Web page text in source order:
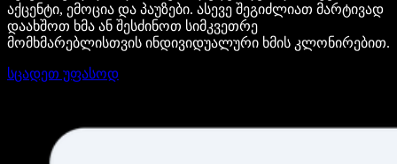
აქცენტი, ემოცია და პაუზები. ასევე შეგიძლიათ მარტივად
დაახშოთ ხმა ან შესძინოთ სიმკვეთრე
მომხმარებლისთვის ინდივიდუალური ხმის კლონირებით.
სცადეთ უფასოდ